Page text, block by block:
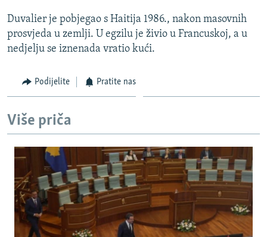
GENOCID U SREBRENICI
POPLAVE I KLIZIŠTA U BIH 2024.
POST SCRIPTUM
TRI DECENIJE OD RATA U BIH
SVE KARTE DEJTONA
NASTANAK I RASPAD JUGOSLAVIJE
PRATITE NAS
Duvalier je pobjegao s Haitija 1986., nakon masovnih
prosvjeda u zemlji. U egzilu je živio u Francuskoj, a u
nedjelju se iznenada vratio kući.
Podijelite Pratite nas
Više priča